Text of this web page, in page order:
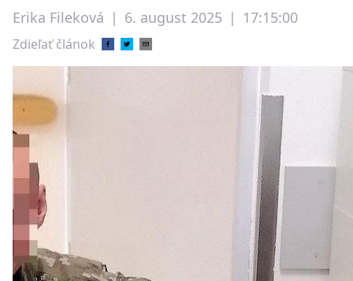
Erika Fileková | 6. august 2025 | 17:15:00
Zdieľať článok